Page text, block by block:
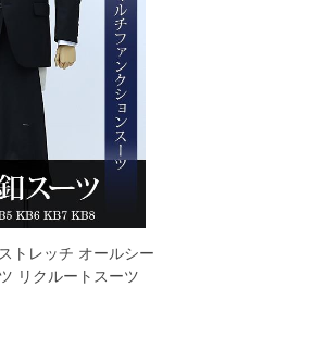
トレッチ オールシー
リクルートスーツ